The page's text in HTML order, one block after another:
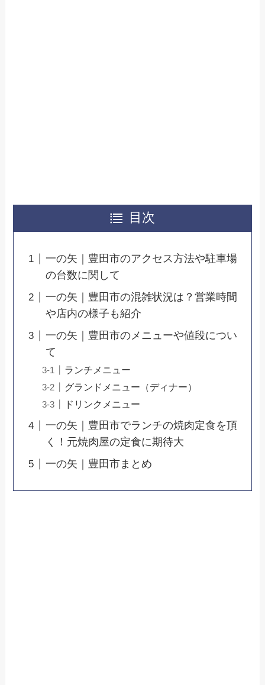
目次
一の矢｜豊田市のアクセス方法や駐車場
の台数に関して
一の矢｜豊田市の混雑状況は？営業時間
や店内の様子も紹介
一の矢｜豊田市のメニューや値段につい
て
ランチメニュー
グランドメニュー（ディナー）
ドリンクメニュー
一の矢｜豊田市でランチの焼肉定食を頂
く！元焼肉屋の定食に期待大
一の矢｜豊田市まとめ